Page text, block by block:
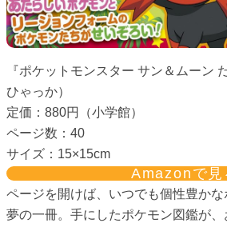
『ポケットモンスター サン＆ムーン
ひゃっか）
定価：880円（小学館）
ページ数：40
サイズ：15×15cm
Amazonで見
ページを開けば、いつでも個性豊か
夢の一冊。手にしたポケモン図鑑が